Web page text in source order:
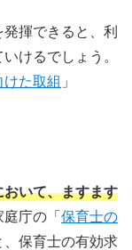
揮できると、利
けるでしょう。
た取組 」
いて、ますます
庁の「 保育士の
、保育士の有効求